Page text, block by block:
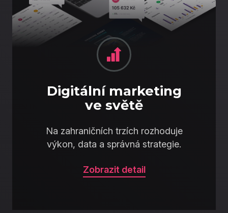
Digitální marketing
ve světě
Na zahraničních trzích rozhoduje
výkon, data a správná strategie.
Zobrazit detail